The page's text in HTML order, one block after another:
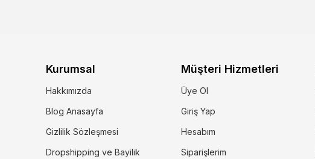
Kurumsal
Hakkımızda
Blog Anasayfa
Gizlilik Sözleşmesi
Dropshipping ve Bayilik
Müşteri Hizmetleri
Üye Ol
Giriş Yap
Hesabım
Siparişlerim